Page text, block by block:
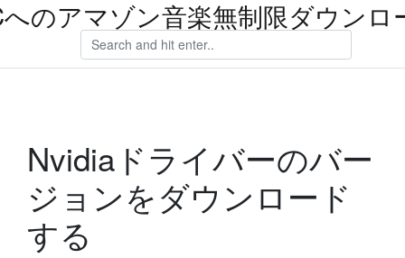
のアマゾン音楽無制限ダウンロ
Nvidiaドライバーのバー
ジョンをダウンロード
する